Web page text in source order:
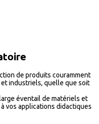
de produits couramment
industriels, quelle que soit
éventail de matériels et
vos applications didactiques